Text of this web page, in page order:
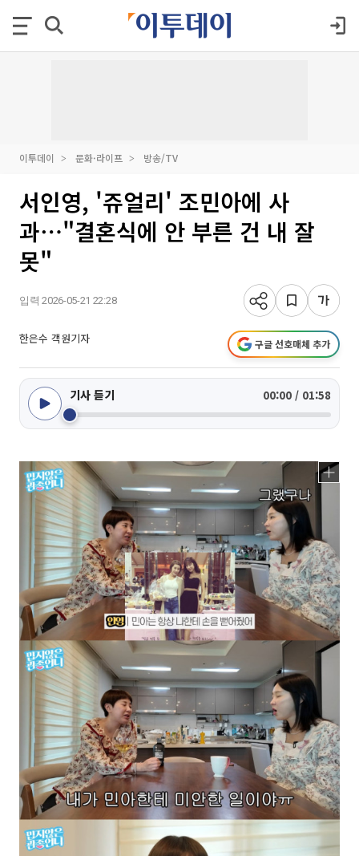
이투데이 문화·라이프 방송/TV
서인영, '쥬얼리' 조민아에 사
과⋯"결혼식에 안 부른 건 내 잘
못"
입력 2026-05-21 22:28
한은수 객원기자 구글 선호매체 추가
기사 듣기 00:00 / 01:58